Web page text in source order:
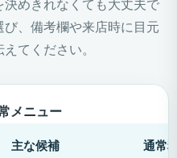
めきれなくても大丈夫で
、備考欄や来店時に目元
てください。
メニュー
主な候補
通常